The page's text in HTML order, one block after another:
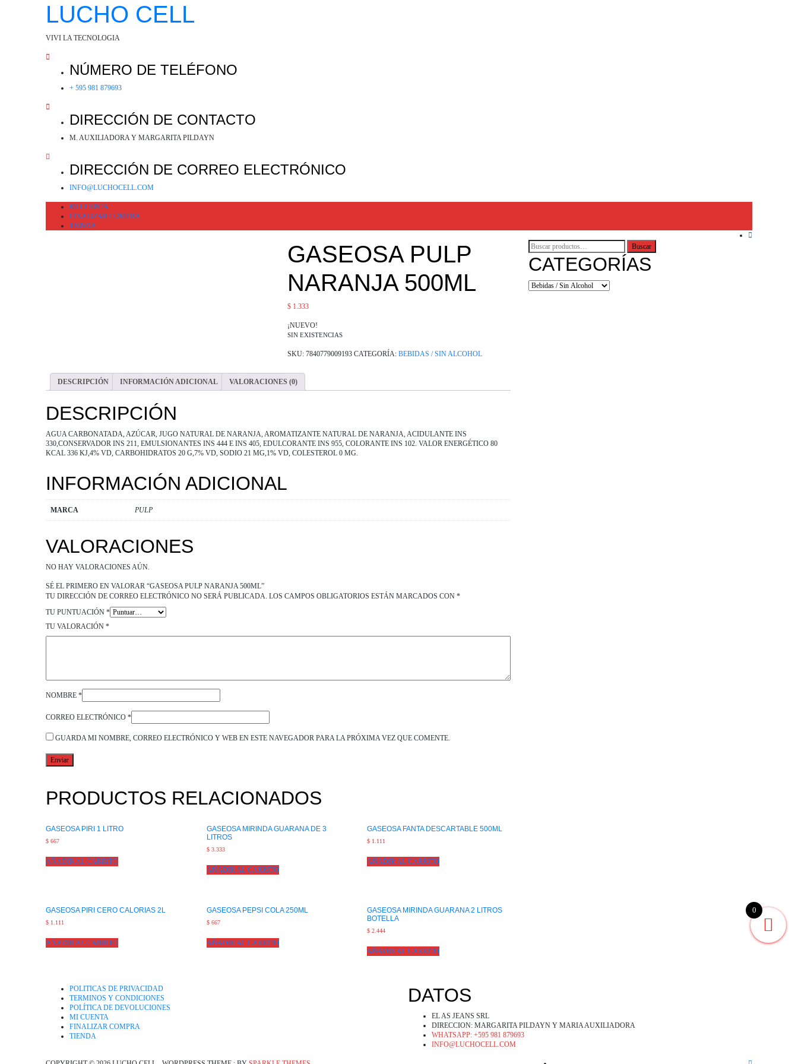
LUCHO CELL
VIVI LA TECNOLOGIA
NÚMERO DE TELÉFONO
+ 595 981 879693
DIRECCIÓN DE CONTACTO
M. AUXILIADORA Y MARGARITA PILDAYN
DIRECCIÓN DE CORREO ELECTRÓNICO
INFO@LUCHOCELL.COM
MI CUENTA
FINALIZAR COMPRA
TIENDA
GASEOSA PULP
NARANJA 500ML
$ 1.333
¡NUEVO!
SIN EXISTENCIAS
SKU:7840779009193 CATEGORÍA:BEBIDAS / SIN ALCOHOL
DESCRIPCIÓN INFORMACIÓN ADICIONAL VALORACIONES (0)
DESCRIPCIÓN
AGUA CARBONATADA, AZÚCAR, JUGO NATURAL DE NARANJA, AROMATIZANTE NATURAL DE NARANJA, ACIDULANTE INS
330,CONSERVADOR INS 211, EMULSIONANTES INS 444 E INS 405, EDULCORANTE INS 955, COLORANTE INS 102. VALOR ENERGÉTICO 80
KCAL 336 KJ,4% VD, CARBOHIDRATOS 20 G,7% VD, SODIO 21 MG,1% VD, COLESTEROL 0 MG.
INFORMACIÓN ADICIONAL
MARCA PULP
VALORACIONES
NO HAY VALORACIONES AÚN.
SÉ EL PRIMERO EN VALORAR “GASEOSA PULP NARANJA 500ML”
TU DIRECCIÓN DE CORREO ELECTRÓNICO NO SERÁ PUBLICADA. LOS CAMPOS OBLIGATORIOS ESTÁN MARCADOS CON *
TU PUNTUACIÓN *
TU VALORACIÓN *
NOMBRE *
CORREO ELECTRÓNICO *
GUARDA MI NOMBRE, CORREO ELECTRÓNICO Y WEB EN ESTE NAVEGADOR PARA LA PRÓXIMA VEZ QUE COMENTE.
PRODUCTOS RELACIONADOS
GASEOSA PIRI 1 LITRO
$ 667
AÑADIR AL CARRITO
GASEOSA MIRINDA GUARANA DE 3
LITROS
$3.333
AÑADIR AL CARRITO
GASEOSA FANTA DESCARTABLE 500ML
$ 1.111
AÑADIR AL CARRITO
GASEOSA PIRI CERO CALORIAS 2L
$ 1.111
AÑADIR AL CARRITO
GASEOSA PEPSI COLA 250ML
$667
AÑADIR AL CARRITO
GASEOSA MIRINDA GUARANA 2 LITROS
BOTELLA
$ 2.444
AÑADIR AL CARRITO
BUSCAR
POR:
Buscar
CATEGORÍAS
POLITICAS DE PRIVACIDAD
TERMINOS Y CONDICIONES
POLÍTICA DE DEVOLUCIONES
MI CUENTA
FINALIZAR COMPRA
TIENDA
DATOS
EL AS JEANS SRL
DIRECCION: MARGARITA PILDAYN Y MARIA AUXILIADORA
WHATSAPP: +595 981 879693
INFO@LUCHOCELL.COM
0